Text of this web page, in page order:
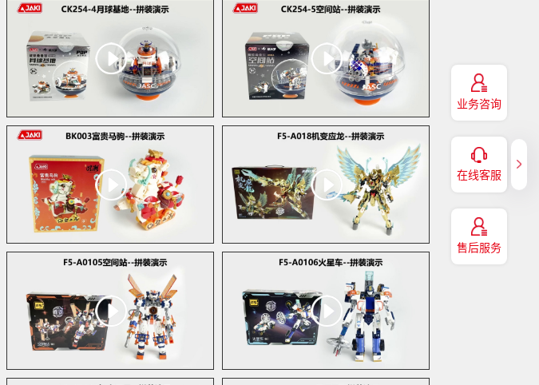
业务咨询
添加客服微信
企业咨询
4008-3010-00
在线客服
售后服务
点击打开-电脑端微信客服
微信扫码咨询在线客服
服务热线
4008-3010-00